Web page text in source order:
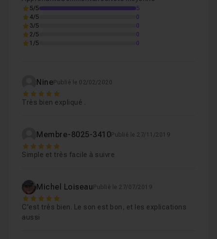
5/5
5
4/5
0
3/5
0
2/5
0
1/5
0
NinePublié le 02/02/2020
5
Très bien expliqué .
Membre-8025-3410Publié le 27/11/2019
5
Simple et très facile à suivre
Michel Loiseau Publié le 27/07/2019
5
C'est très bien. Le son est bon, et les explications
aussi